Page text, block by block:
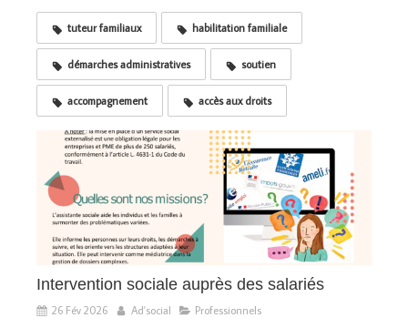
tuteur familiaux habilitation familiale
démarches administratives soutien
accompagnement accès aux droits
Intervention sociale auprès des salariés
26 Fév 2026 Ad'social Professionnels